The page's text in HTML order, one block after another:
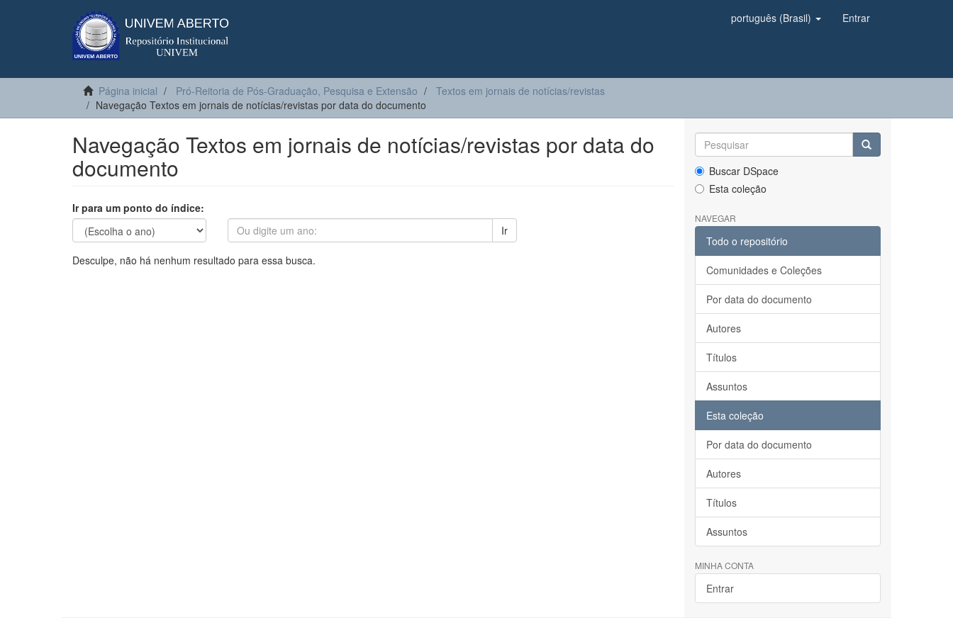
português (Brasil) Entrar
Página inicial Pró-Reitoria de Pós-Graduação, Pesquisa e Extensão
Textos em jornais de notícias/revistas
Navegação Textos em jornais de notícias/revistas por data do documento
Navegação Textos em jornais de notícias/revistas por data do
documento
Ir para um ponto do índice:
Ir
Desculpe, não há nenhum resultado para essa busca.
Buscar DSpace
Esta coleção
NAVEGAR
Todo o repositório
Comunidades e Coleções
Por data do documento
Autores
Títulos
Assuntos
Esta coleção
Por data do documento
Autores
Títulos
Assuntos
MINHA CONTA
Entrar